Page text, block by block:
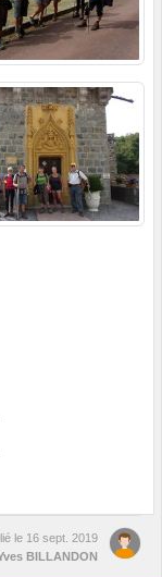
le 16 sept. 2019
BILLANDON